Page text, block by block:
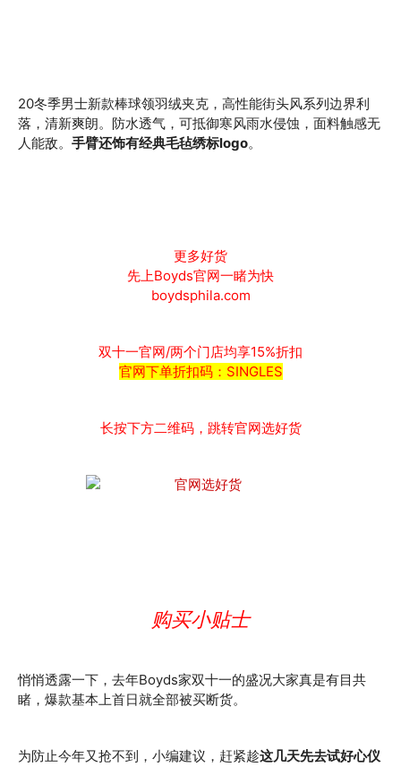
20冬季男士新款棒球领羽绒夹克，高性能街头风系列边界利
落，清新爽朗。防水透气，可抵御寒风雨水侵蚀，面料触感无
人能敌。 手臂还饰有经典毛毡绣标logo。
更多好货
先上Boyds官网一睹为快
boydsphila.com
双十一官网/两个门店均享15%折扣
官网下单折扣码：SINGLES
长按下方二维码，跳转官网选好货
购买小贴士
悄悄透露一下，去年Boyds家双十一的盛况大家真是有目共
睹，爆款基本上首日就全部被买断货。
为防止今年又抢不到，小编建议，赶紧趁这几天先去试好心仪